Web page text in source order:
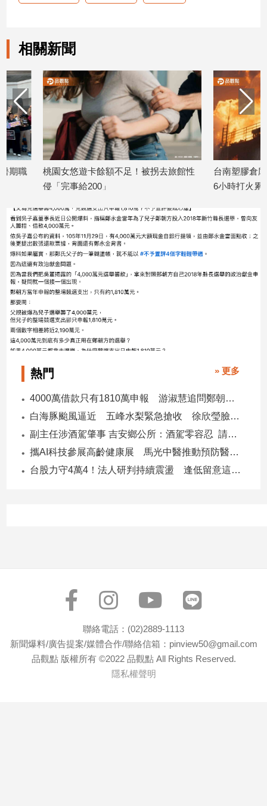
室
內
設
計
旅
遊/
美
食
星
座/
消
費
健
康/
親
子/
感
情
藝
術
／
電
薦
科
技/
專
相關新聞
桃園女悠遊卡餘額不足！被拐去旅館性
侵「完事給200」
台南塑膠倉庫深夜大
6小時打火累癱
熱門 » 更多
4000萬借款只有1810萬申報 游淑慧追問鄭朝方：2190萬差額去哪了
白海豚颱風逼近 五峰水梨緊急搶收 徐欣瑩臉書急呼「搶救五峰水梨」
副主任涉酒駕肇事 吉安鄉公所：酒駕零容忍 請辭獲准
攜AI科技參展高齡健康展 馬光中醫推動預防醫學迎接長壽新經濟
台股力守4萬4！法人研判持續震盪 逢低留意這些族群
聯絡電話：(02)2889-1113
新聞爆料/廣告提案/媒體合作/聯絡信箱：pinview50@gmail.com
品觀點 版權所有 ©2022 品觀點 All Rights Reserved.
隱私權聲明